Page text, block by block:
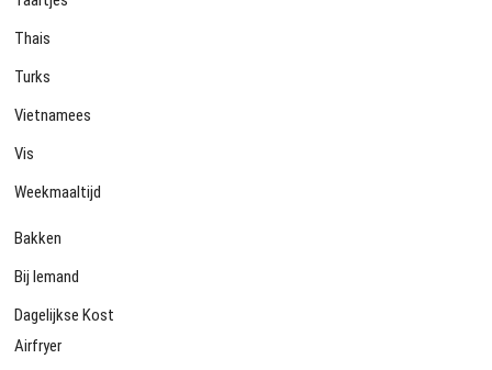
Thais
Turks
Vietnamees
Vis
Weekmaaltijd
Bakken
Bij Iemand
Dagelijkse Kost
Airfryer